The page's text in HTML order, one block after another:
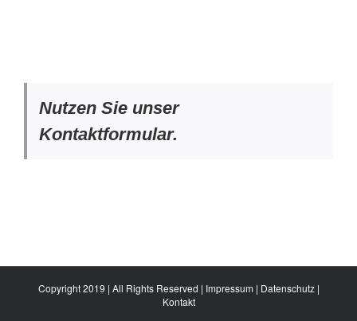
Nutzen Sie unser
Kontaktformular.
Copyright 2019 | All Rights Reserved | Impressum | Datenschutz|
Kontakt